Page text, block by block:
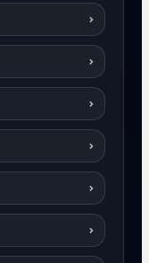
›
›
›
›
›
›